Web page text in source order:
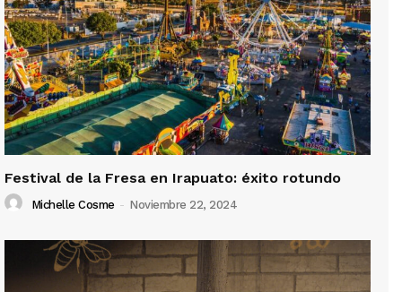
Festival de la Fresa en Irapuato: éxito rotundo
Michelle Cosme - Noviembre 22, 2024